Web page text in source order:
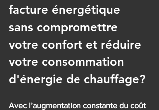
facture énergétique
sans compromettre
votre confort et réduire
votre consommation
d'énergie de chauffage?
Avec l’augmentation constante du coût